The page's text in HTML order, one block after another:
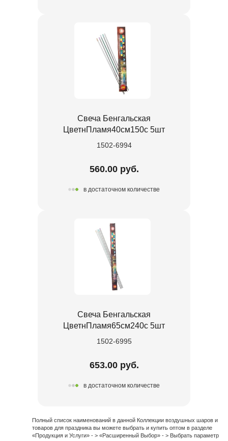
Свеча Бенгальская
ЦветнПламя40см150с 5шт
1502-6994
560.00 руб.
в достаточном количестве
Свеча Бенгальская
ЦветнПламя65см240с 5шт
1502-6995
653.00 руб.
в достаточном количестве
Полный список наименований в данной Коллекции воздушных шаров и
товаров для праздника вы можете выбрать и купить оптом в разделе
«Продукция и Услуги» - > «Расширенный Выбор» - > Выбрать параметр